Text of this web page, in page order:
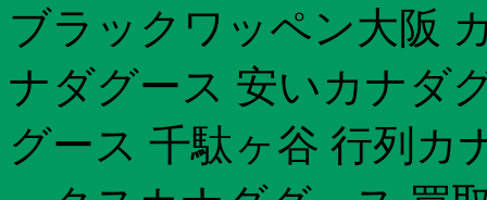
ブラックワッペン大阪
ナダグース 安いカナダ
グース 千駄ヶ谷 行列カ